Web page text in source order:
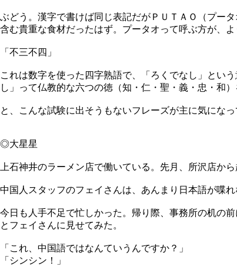
ぶどう。漢字で書けば同じ表記だがＰＵＴＡＯ（プー
含む貴重な食材だったはず。プータオって呼ぶ方が、
「不三不四」
これは数字を使った四字熟語で、「ろくでなし」と
し」って仏教的な六つの徳（知・仁・聖・義・忠・和
と、こんな試験に出そうもないフレーズが主に気にな
◎大星星
上石神井のラーメン店で働いている。先月、所沢店か
中国人スタッフのフェイさんは、あんまり日本語が喋
今日も人手不足で忙しかった。帰り際、事務所の机の
とフェイさんに見せてみた。
「これ、中国語ではなんていうんですか？」
「シンシン！」